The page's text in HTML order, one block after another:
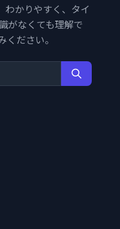
わかりやすく、タイ
がなくても理解で
ださい。